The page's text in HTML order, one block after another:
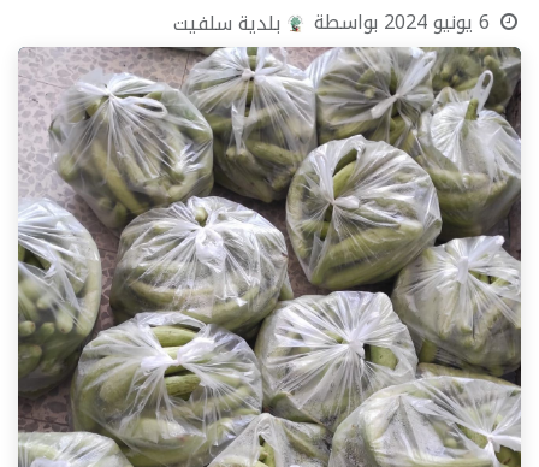
6 يونيو 2024 بواسطة بلدية سلفيت